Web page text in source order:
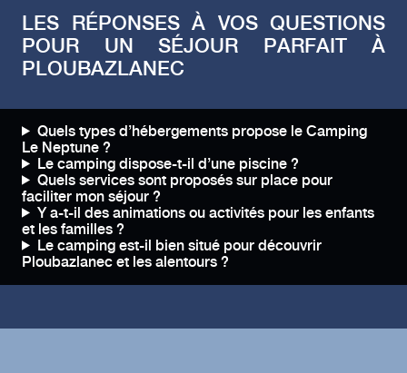
LES RÉPONSES À VOS QUESTIONS
POUR UN SÉJOUR PARFAIT À
PLOUBAZLANEC
Quels types d’hébergements propose le Camping
Le Neptune ?
Le camping dispose-t-il d’une piscine ?
Quels services sont proposés sur place pour
faciliter mon séjour ?
Y a-t-il des animations ou activités pour les enfants
et les familles ?
Le camping est-il bien situé pour découvrir
Ploubazlanec et les alentours ?